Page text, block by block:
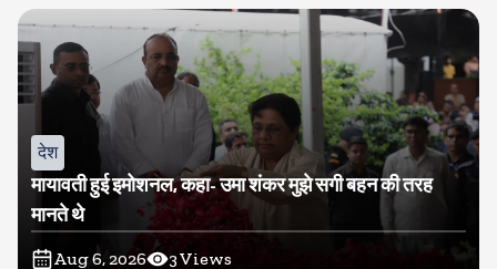
देश
मायावती हुई इमोशनल, कहा- उमा शंकर मुझे सगी बहन की तरह
मानते थे
Aug 6, 2026 3Views